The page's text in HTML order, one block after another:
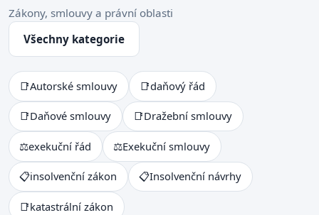
Zákony, smlouvy a právní oblasti
Všechny kategorie
📑Autorské smlouvy 📑daňový řád
📑Daňové smlouvy 📑Dražební smlouvy
⚖exekuční řád ⚖Exekuční smlouvy
📋insolvenční zákon 📋Insolvenční návrhy
📑katastrální zákon